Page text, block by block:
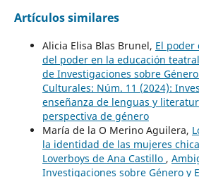
Artículos similares
Alicia Elisa Blas Brunel, El poder
del poder en la educación
de Investigaciones sobre
Culturales: Núm. 11 (2024):
enseñanza de lenguas y
perspectiva de género
María de la O Merino Aguilera,
la identidad de las mujeres
Loverboys de Ana Castillo ,
Investigaciones sobre Género y